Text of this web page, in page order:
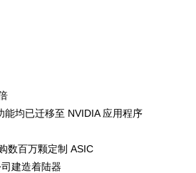
均已迁移至 NVIDIA 应用程序
数百万颗定制 ASIC
建造着陆器